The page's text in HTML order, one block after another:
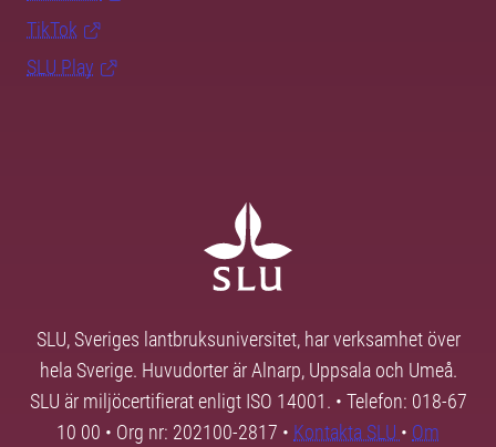
TikTok
SLU Play
SLU, Sveriges lantbruksuniversitet, har verksamhet över
hela Sverige. Huvudorter är Alnarp, Uppsala och Umeå.
SLU är miljöcertifierat enligt ISO 14001. • Telefon: 018-67
10 00 • Org nr: 202100-2817 • Kontakta SLU • Om